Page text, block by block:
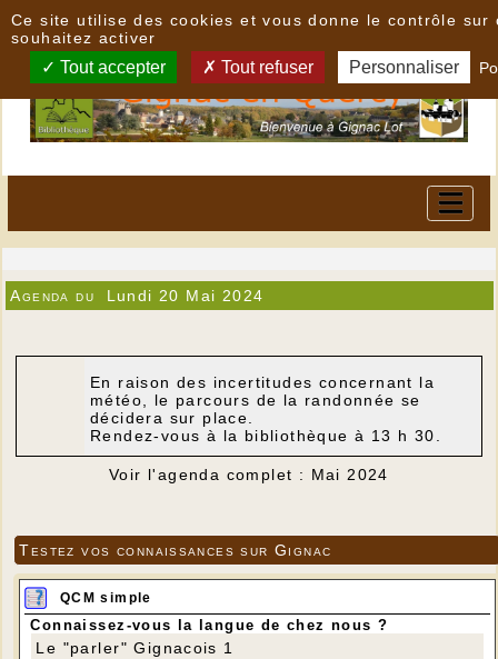
Agenda du Lundi 20 Mai 2024
En raison des incertitudes concernant la
météo, le parcours de la randonnée se
décidera sur place.
Rendez-vous à la bibliothèque à 13 h 30.
Voir l'agenda complet : Mai 2024
Testez vos connaissances sur Gignac
QCM simple
Connaissez-vous la langue de chez nous ?
Le "parler" Gignacois 1
Ce site utilise des cookies et vous donne le contrôle sur
souhaitez activer
Tout accepter Tout refuser Personnaliser